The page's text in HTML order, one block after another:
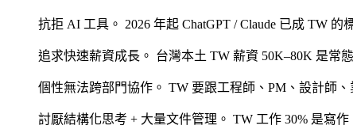
抗拒 AI 工具。 2026 年起 ChatGPT / Claude 已成 TW
追求快速薪資成長。 台灣本土 TW 薪資 50K–80K 是常
個性無法跨部門協作。 TW 要跟工程師、PM、設計師
討厭結構化思考 + 大量文件管理。 TW 工作 30% 是寫